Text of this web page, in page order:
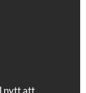
nytt att